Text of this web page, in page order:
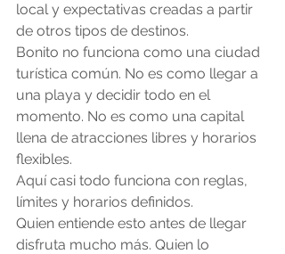
local y expectativas creadas a partir
de otros tipos de destinos.
Bonito no funciona como una ciudad
turística común. No es como llegar a
una playa y decidir todo en el
momento. No es como una capital
llena de atracciones libres y horarios
flexibles.
Aquí casi todo funciona con reglas,
límites y horarios definidos.
Quien entiende esto antes de llegar
disfruta mucho más. Quien lo